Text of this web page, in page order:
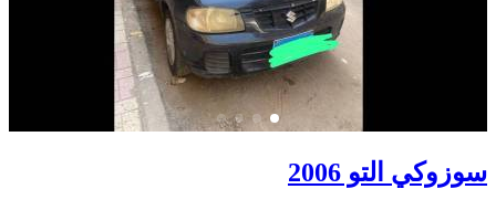
سوزوكي التو 2006